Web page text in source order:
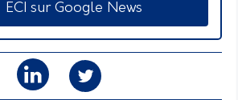
ECI sur Google News